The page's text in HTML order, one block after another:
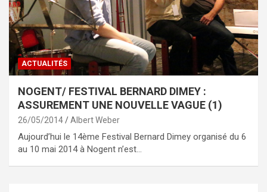
ACTUALITÉS
NOGENT/ FESTIVAL BERNARD DIMEY :
ASSUREMENT UNE NOUVELLE VAGUE (1)
26/05/2014 Albert Weber
Aujourd’hui le 14ème Festival Bernard Dimey organisé du 6
au 10 mai 2014 à Nogent n’est…